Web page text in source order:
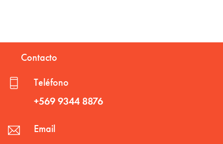
Contacto
Teléfono
+569 9344 8876
Email